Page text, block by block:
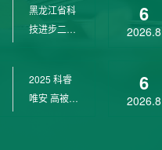
黑龙江省科
技进步二等
2025 科睿
唯安 高被引
6
2026.8
6
2026.8